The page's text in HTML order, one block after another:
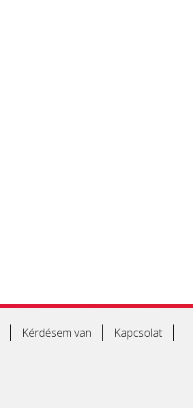
Kérdésem van
Kapcsolat